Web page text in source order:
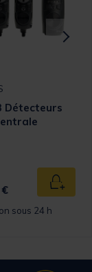
Détecteurs
sous 24 h